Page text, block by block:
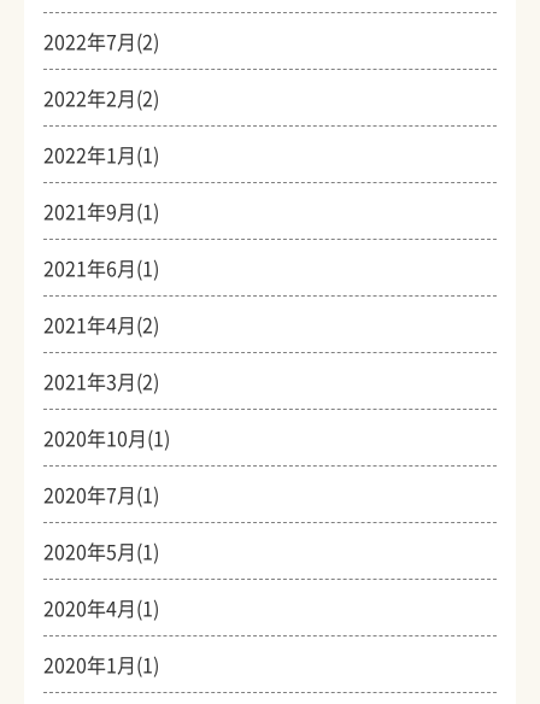
2022年7月(2)
2022年2月(2)
2022年1月(1)
2021年9月(1)
2021年6月(1)
2021年4月(2)
2021年3月(2)
2020年10月(1)
2020年7月(1)
2020年5月(1)
2020年4月(1)
2020年1月(1)